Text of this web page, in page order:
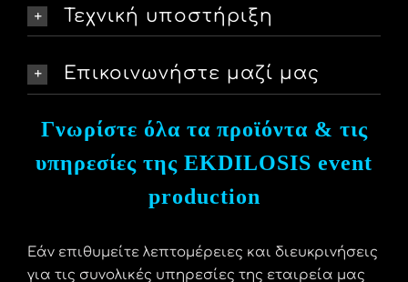
Τεχνική υποστήριξη
Επικοινωνήστε μαζί μας
Γνωρίστε όλα τα προϊόντα & τις
υπηρεσίες της EKDILOSIS event
production
Εάν επιθυμείτε λεπτομέρειες και διευκρινήσεις
για τις συνολικές υπηρεσίες της εταιρεία μας